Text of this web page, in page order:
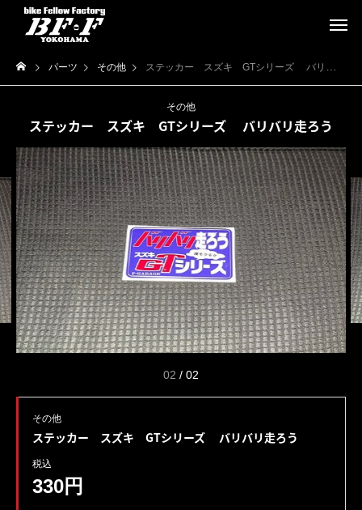
パーツ その他 ステッカー スズキ GTシリーズ バリバリ走ろう
その他
ステッカー スズキ GTシリーズ バリバリ走ろう
02 / 02
その他
ステッカー スズキ GTシリーズ バリバリ走ろう
税込
330円